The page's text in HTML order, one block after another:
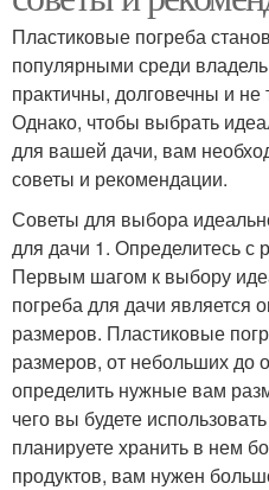
Пластиковые погреба
популярными среди
практичны, долговечны и
Однако, чтобы выбрать
для вашей дачи, вам
советы и рекомендации.
Советы для выбора
для дачи 1. Определитесь с
Первым шагом к выбору
погреба для дачи является
размеров. Пластиковые
размеров, от небольших до
определить нужные вам
чего вы будете
планируете хранить в нем
продуктов, вам нужен